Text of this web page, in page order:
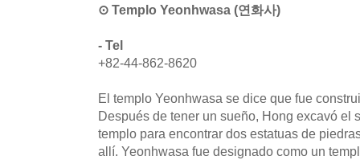
⊙ Templo Yeonhwasa (연화사)
- Tel
+82-44-862-8620
El templo Yeonhwasa se dice que fue
Después de tener un sueño, Hong excavó el
templo para encontrar dos estatuas de
allí. Yeonhwasa fue designado como un